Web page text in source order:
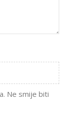
Ne smije biti